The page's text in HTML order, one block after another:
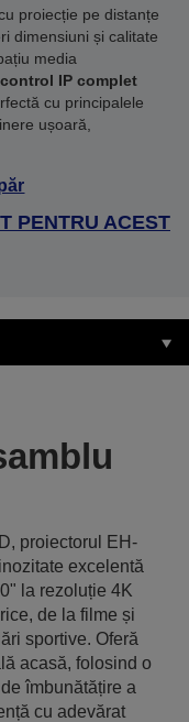
proiecție pe distanțe
dimensiuni și calitate
media
IP complet
cu principalele
ușoară,
PENTRU ACEST
proiectorul EH-
excelentă
la rezoluție 4K
de la filme și
sportive. Oferă
acasă, folosind o
îmbunătățire a
cu adevărat